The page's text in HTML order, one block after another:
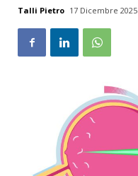
Talli Pietro 17 Dicembre 2025